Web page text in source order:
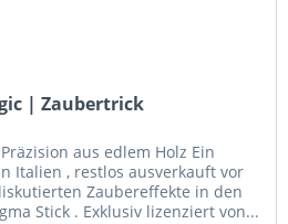
| Zaubertrick
aus edlem Holz Ein
Italien , restlos ausverkauft vor
Zaubereffekte in den
Stick . Exklusiv lizenziert von...